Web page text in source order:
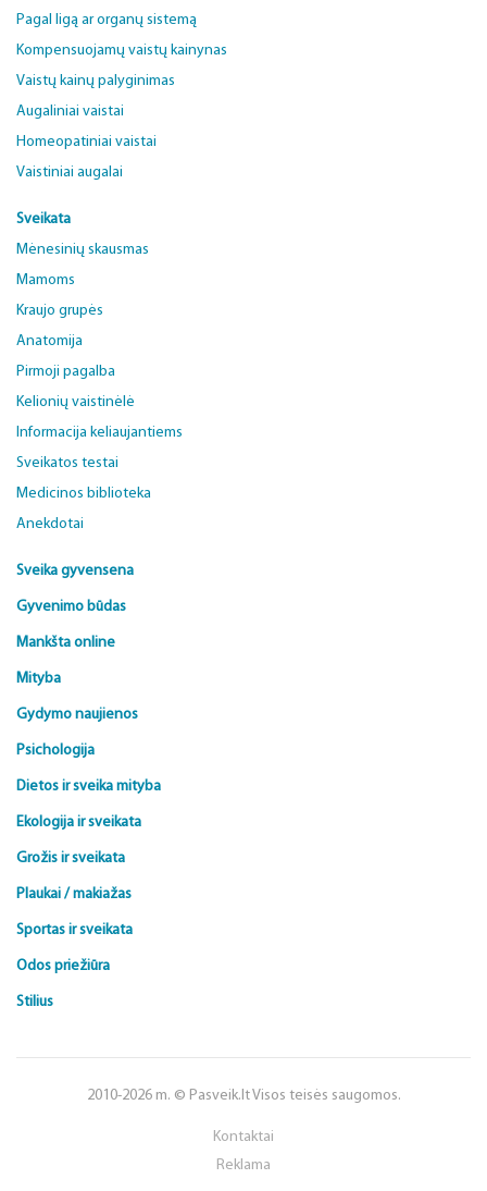
Pagal ligą ar organų sistemą
Kompensuojamų vaistų kainynas
Vaistų kainų palyginimas
Augaliniai vaistai
Homeopatiniai vaistai
Vaistiniai augalai
Sveikata
Mėnesinių skausmas
Mamoms
Kraujo grupės
Anatomija
Pirmoji pagalba
Kelionių vaistinėlė
Informacija keliaujantiems
Sveikatos testai
Medicinos biblioteka
Anekdotai
Sveika gyvensena
Gyvenimo būdas
Mankšta online
Mityba
Gydymo naujienos
Psichologija
Dietos ir sveika mityba
Ekologija ir sveikata
Grožis ir sveikata
Plaukai / makiažas
Sportas ir sveikata
Odos priežiūra
Stilius
2010-2026 m. © Pasveik.lt Visos teisės saugomos.
Kontaktai
Reklama